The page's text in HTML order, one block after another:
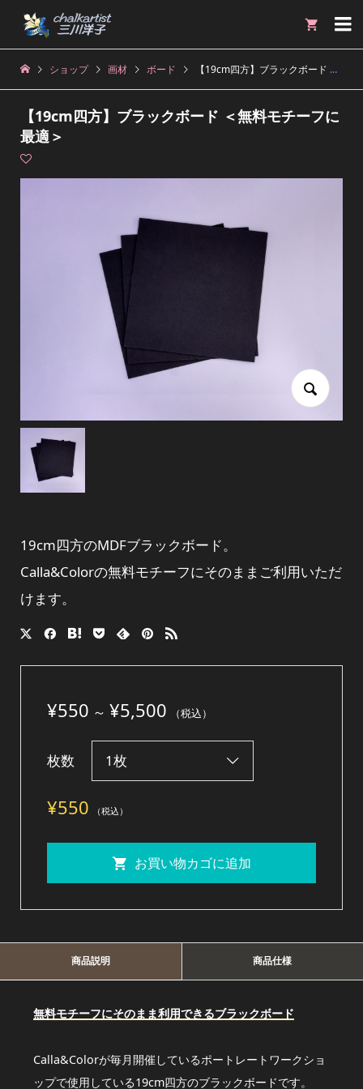

ショップ 画材 ボード 【19cm四方】ブラックボード ＜無料モチーフに最適＞
【19cm四方】ブラックボード ＜無料モチーフに
最適＞
19cm四方のMDFブラックボード。
Calla&Colorの無料モチーフにそのままご利用いただ
けます。
¥550 ～ ¥5,500 （税込）
枚数
¥550 （税込）
お買い物カゴに追加
商品説明 商品仕様
無料モチーフにそのまま利用できるブラックボード
Calla&Colorが毎月開催しているポートレートワークショ
ップで使用している19cm四方のブラックボードです。